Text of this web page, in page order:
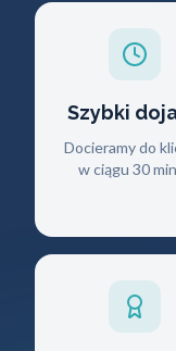
Szybki
Docieramy do
w ciągu 30